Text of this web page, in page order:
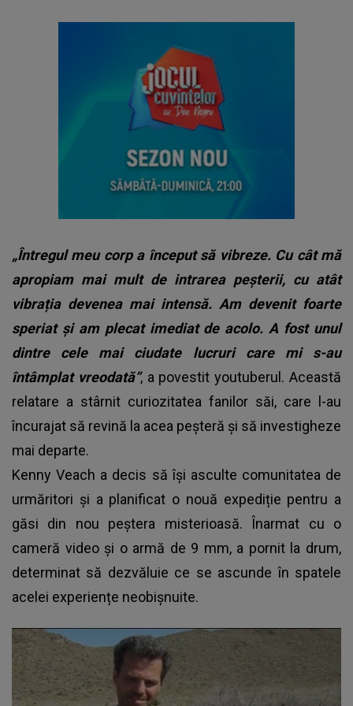
„Întregul meu corp a început să vibreze. Cu cât mă
apropiam mai mult de intrarea peșterii, cu atât
vibrația devenea mai intensă. Am devenit foarte
speriat și am plecat imediat de acolo. A fost unul
dintre cele mai ciudate lucruri care mi s-au
întâmplat vreodată”, a povestit youtuberul. Această
relatare a stârnit curiozitatea fanilor săi, care l-au
încurajat să revină la acea peșteră și să investigheze
mai departe.
Kenny Veach a decis să își asculte comunitatea de
urmăritori și a planificat o nouă expediție pentru a
găsi din nou peștera misterioasă. Înarmat cu o
cameră video și o armă de 9 mm, a pornit la drum,
determinat să dezvăluie ce se ascunde în spatele
acelei experiențe neobișnuite.